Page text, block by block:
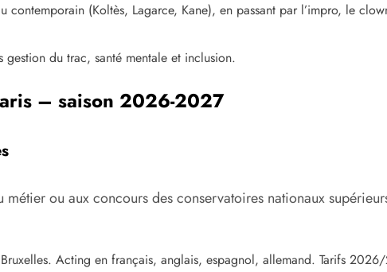
contemporain (Koltès, Lagarce, Kane), en passant par l’impro, le
gestion du trac, santé mentale et inclusion.
– saison 2026-2027
ou aux concours des conservatoires nationaux
Acting en français, anglais, espagnol, allemand. Tarifs